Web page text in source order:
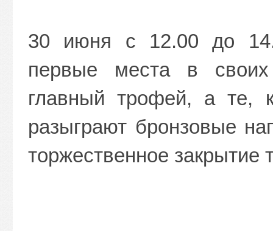
30 июня с 12.00 до
первые места в своих
главный трофей, а те,
разыграют бронзовые
торжественное закрытие